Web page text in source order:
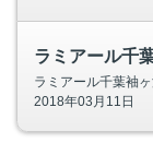
ラミアール千
2018年03月11日